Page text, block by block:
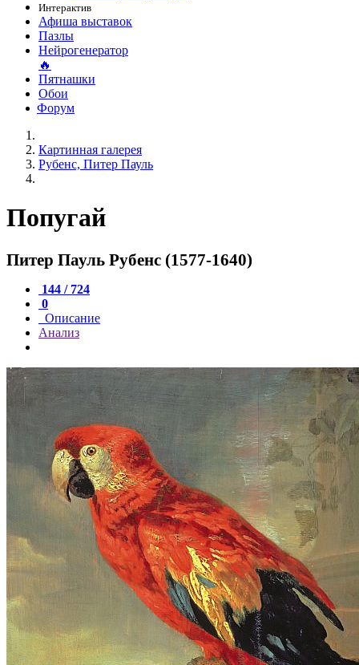
Интерактив
Афиша выставок
Пазлы
Нейрогенератор
🔥
Пятнашки
Обои
Форум
Картинная галерея
Рубенс, Питер Пауль
Попугай
Питер Пауль Рубенс (1577-1640)
144 / 724
0
Описание
Анализ